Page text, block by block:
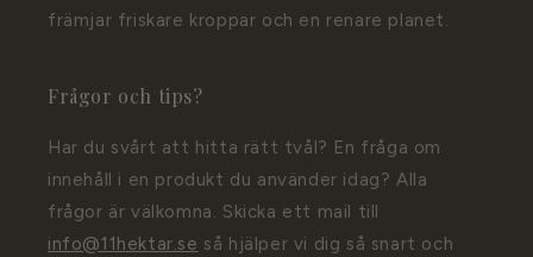
främjar friskare kroppar och en renare planet.
Frågor och tips?
Har du svårt att hitta rätt tvål? En fråga om
innehåll i en produkt du använder idag? Alla
frågor är välkomna. Skicka ett mail till
info@11hektar.se så hjälper vi dig så snart och